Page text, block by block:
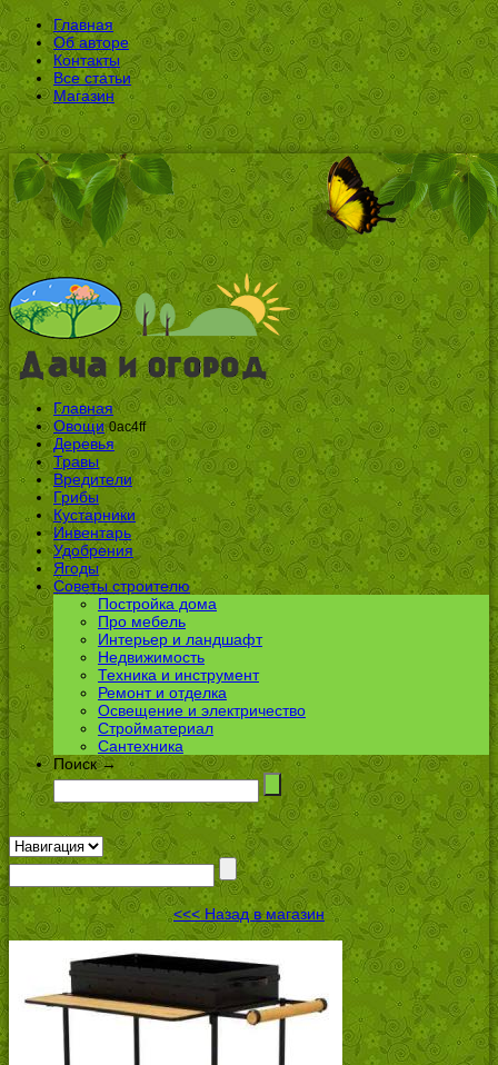
Главная
Об авторе
Контакты
Все статьи
Магазин
Главная
Овощи 0ac4ff
Деревья
Травы
Вредители
Грибы
Кустарники
Инвентарь
Удобрения
Ягоды
Советы строителю
Постройка дома
Про мебель
Интерьер и ландшафт
Недвижимость
Техника и инструмент
Ремонт и отделка
Освещение и электричество
Стройматериал
Сантехника
Поиск →
<<< Назад в магазин